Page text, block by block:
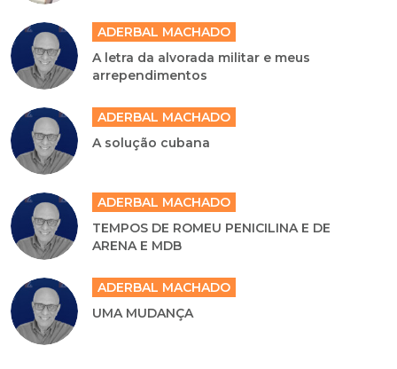
ADERBAL MACHADO
A letra da alvorada militar e meus
arrependimentos
ADERBAL MACHADO
A solução cubana
ADERBAL MACHADO
TEMPOS DE ROMEU PENICILINA E DE
ARENA E MDB
ADERBAL MACHADO
UMA MUDANÇA